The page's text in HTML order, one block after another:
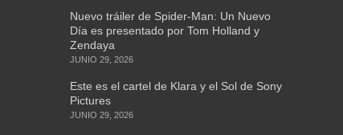
Nuevo tráiler de Spider-Man: Un Nuevo
Día es presentado por Tom Holland y
Zendaya
JUNIO 29, 2026
Este es el cartel de Klara y el Sol de Sony
Pictures
JUNIO 29, 2026